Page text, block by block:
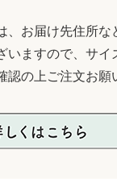
、お届け先住所な
いますので、サイ
認の上ご注文お願